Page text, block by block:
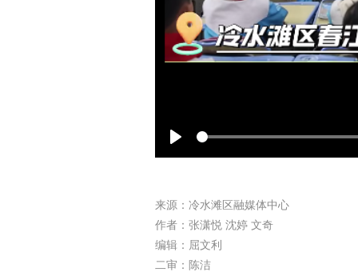
Play
来源：冷水滩区融媒体中心
作者：张潇悦 沈婷 文奇
编辑：屈文利
二审：陈洁